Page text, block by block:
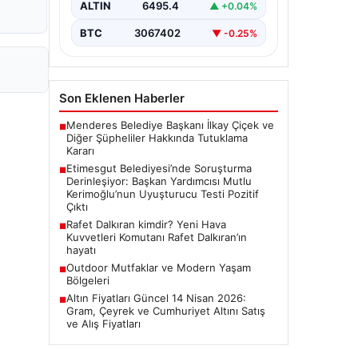
Ankara Batı Cumhuriyet Başsavcılığı
soruşturma kapsamında Etimesgut
ALTIN 6495.4 ▲ +0.04%
BTC 3067402 ▼ -0.25%
Son Eklenen Haberler
■Menderes Belediye Başkanı İlkay Çiçek ve
Diğer Şüpheliler Hakkında Tutuklama
Kararı
■Etimesgut Belediyesi’nde Soruşturma
Derinleşiyor: Başkan Yardımcısı Mutlu
Kerimoğlu’nun Uyuşturucu Testi Pozitif
Çıktı
■Rafet Dalkıran kimdir? Yeni Hava
Kuvvetleri Komutanı Rafet Dalkıran’ın
hayatı
■Outdoor Mutfaklar ve Modern Yaşam
Bölgeleri
■Altın Fiyatları Güncel 14 Nisan 2026:
Gram, Çeyrek ve Cumhuriyet Altını Satış
ve Alış Fiyatları